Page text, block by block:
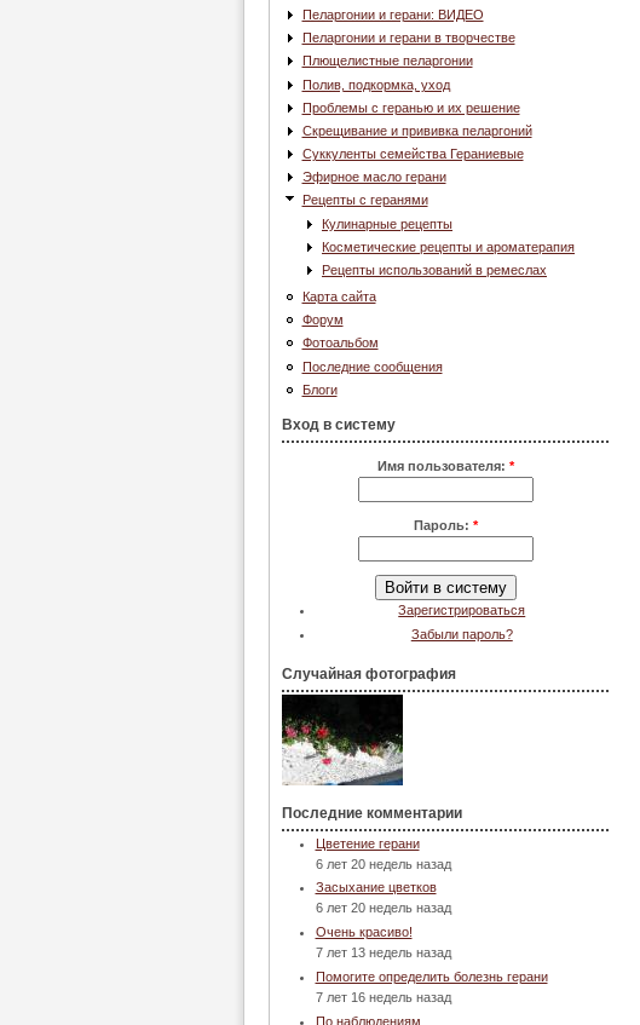
Пеларгонии и герани: ВИДЕО
Пеларгонии и герани в творчестве
Плющелистные пеларгонии
Полив, подкормка, уход
Проблемы с геранью и их решение
Скрещивание и прививка пеларгоний
Суккуленты семейства Гераниевые
Эфирное масло герани
Рецепты с геранями
Кулинарные рецепты
Косметические рецепты и ароматерапия
Рецепты использований в ремеслах
Карта сайта
Форум
Фотоальбом
Последние сообщения
Блоги
Вход в систему
Имя пользователя: *
Пароль: *
Зарегистрироваться
Забыли пароль?
Случайная фотография
Последние комментарии
Цветение герани
6 лет 20 недель назад
Засыхание цветков
6 лет 20 недель назад
Очень красиво!
7 лет 13 недель назад
Помогите определить болезнь герани
7 лет 16 недель назад
По наблюдениям